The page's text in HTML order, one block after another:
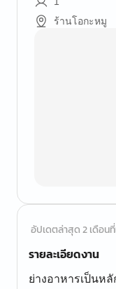
ร้านโอกะหมู
อัปเดตล่าสุด 2 เดือน
รายละเอียดงาน
ย่างอาหารเป็นหลั